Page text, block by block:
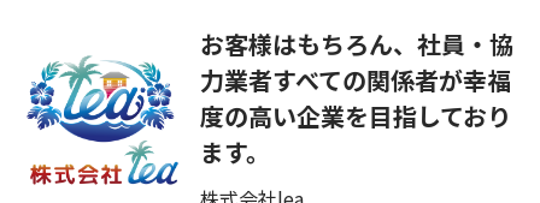
お客様はもちろん、社員・協
力業者すべての関係者が幸福
度の高い企業を目指しており
ます。